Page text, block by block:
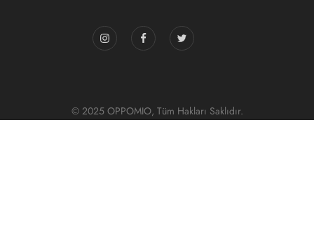
© 2025 OPPOMIO, Tüm Hakları Saklıdır.